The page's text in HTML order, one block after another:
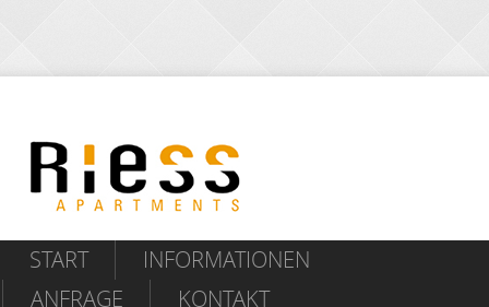
START
INFORMATIONEN
ANFRAGE
KONTAKT